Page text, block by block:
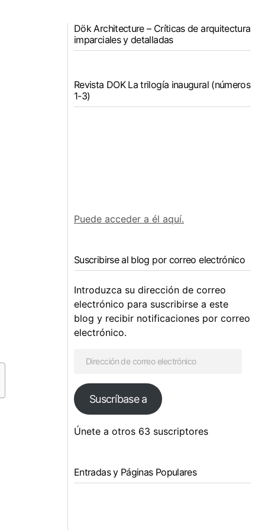
Dök Architecture – Críticas de arquitectura
imparciales y detalladas
Revista DOK La trilogía inaugural (números
1-3)
Puede acceder a él aquí.
Suscribirse al blog por correo electrónico
Introduzca su dirección de correo
electrónico para suscribirse a este
blog y recibir notificaciones por correo
electrónico.
Suscríbase a
Únete a otros 63 suscriptores
Entradas y Páginas Populares